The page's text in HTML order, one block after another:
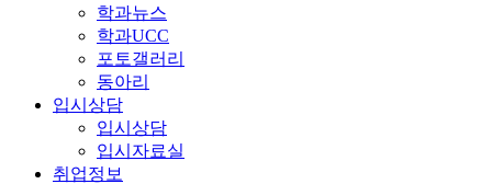
학과뉴스
학과UCC
포토갤러리
동아리
입시상담
입시상담
입시자료실
취업정보